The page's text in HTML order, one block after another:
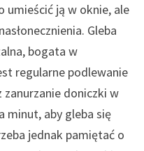
umieścić ją w oknie, ale
Gleba
bogata w
regularne podlewanie
doniczki w
minut, aby gleba się
jednak pamiętać o